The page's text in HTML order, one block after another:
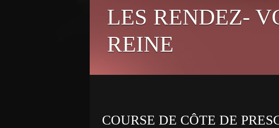
LES RENDEZ-
REINE
COURSE DE CÔTE DE